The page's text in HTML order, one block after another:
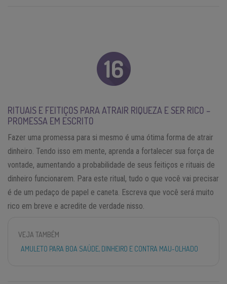
RITUAIS E FEITIÇOS PARA ATRAIR RIQUEZA E SER RICO –
PROMESSA EM ESCRITO
Fazer uma promessa para si mesmo é uma ótima forma de atrair
dinheiro. Tendo isso em mente, aprenda a fortalecer sua força de
vontade, aumentando a probabilidade de seus feitiços e rituais de
dinheiro funcionarem. Para este ritual, tudo o que você vai precisar
é de um pedaço de papel e caneta. Escreva que você será muito
rico em breve e acredite de verdade nisso.
VEJA TAMBÉM
AMULETO PARA BOA SAÚDE, DINHEIRO E CONTRA MAU-OLHADO